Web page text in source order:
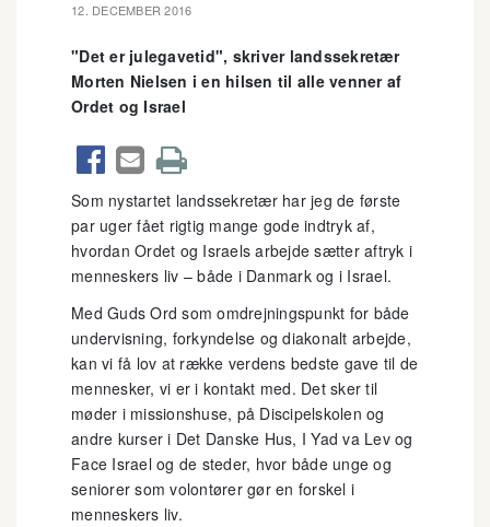
12. DECEMBER 2016
"Det er julegavetid", skriver landssekretær
Morten Nielsen i en hilsen til alle venner af
Ordet og Israel
  
Som nystartet landssekretær har jeg de første
par uger fået rigtig mange gode indtryk af,
hvordan Ordet og Israels arbejde sætter aftryk i
menneskers liv – både i Danmark og i Israel.
Med Guds Ord som omdrejningspunkt for både
undervisning, forkyndelse og diakonalt arbejde,
kan vi få lov at række verdens bedste gave til de
mennesker, vi er i kontakt med. Det sker til
møder i missionshuse, på Discipelskolen og
andre kurser i Det Danske Hus, I Yad va Lev og
Face Israel og de steder, hvor både unge og
seniorer som volontører gør en forskel i
menneskers liv.